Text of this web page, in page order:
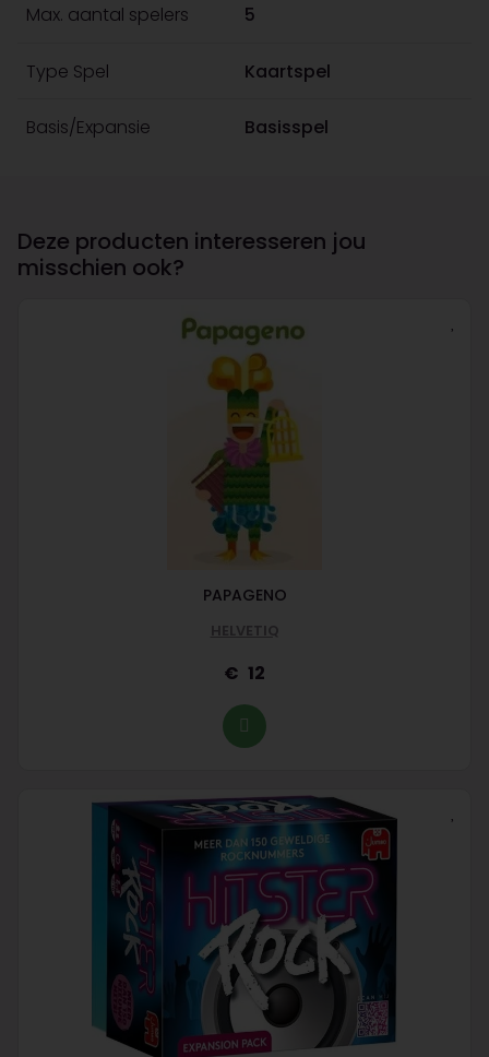
Max. aantal spelers 5
Type Spel Kaartspel
Basis/Expansie Basisspel
Deze producten interesseren jou
misschien ook?
PAPAGENO
HELVETIQ
12